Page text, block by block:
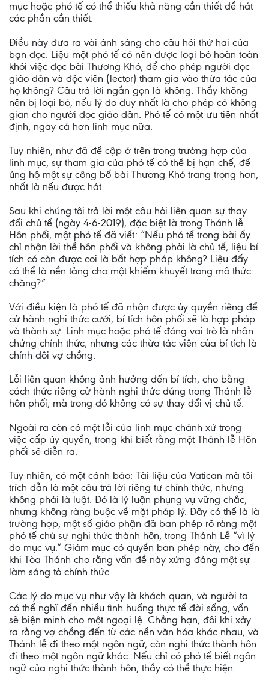
mục hoặc phó tế có thể thiếu khả năng cần thiết để hát
các phần cần thiết.
Điều này đưa ra vài ánh sáng cho câu hỏi thứ hai của
bạn đọc. Liệu một phó tế có nên được loại bỏ hoàn toàn
khỏi việc đọc bài Thương Khó, để cho phép người đọc
giáo dân và độc viên (lector) tham gia vào thừa tác của
họ không? Câu trả lời ngắn gọn là không. Thầy không
nên bị loại bỏ, nếu lý do duy nhất là cho phép có không
gian cho người đọc giáo dân. Phó tế có một ưu tiên nhất
định, ngay cả hơn linh mục nữa.
Tuy nhiên, như đã đề cập ở trên trong trường hợp của
linh mục, sự tham gia của phó tế có thể bị hạn chế, để
ủng hộ một sự công bố bài Thương Khó trang trọng hơn,
nhất là nếu được hát.
Sau khi chúng tôi trả lời một câu hỏi liên quan sự thay
đổi chủ tế (ngày 4-6-2019), đặc biệt là trong Thánh lễ
Hôn phối, một phó tế đã viết: “Nếu phó tế trong bài ấy
chỉ nhận lời thề hôn phối và không phải là chủ tế, liệu bí
tích có còn được coi là bất hợp pháp không? Liệu đấy
có thể là nền tảng cho một khiếm khuyết trong mô thức
chăng?”
Với điều kiện là phó tế đã nhận được ủy quyền riêng để
cử hành nghi thức cưới, bí tích hôn phối sẽ là hợp pháp
và thành sự. Linh mục hoặc phó tế đóng vai trò là nhân
chứng chính thức, nhưng các thừa tác viên của bí tích là
chính đôi vợ chồng.
Lỗi liên quan không ảnh hưởng đến bí tích, cho bằng
cách thức riêng cử hành nghi thức đúng trong Thánh lễ
hôn phối, mà trong đó không có sự thay đổi vị chủ tế.
Ngoài ra còn có một lỗi của linh mục chánh xứ trong
việc cấp ủy quyền, trong khi biết rằng một Thánh lễ Hôn
phối sẽ diễn ra.
Tuy nhiên, có một cảnh báo: Tài liệu của Vatican mà tôi
trích dẫn là một câu trả lời riêng tư chính thức, nhưng
không phải là luật. Đó là lý luận phụng vụ vững chắc,
nhưng không ràng buộc về mặt pháp lý. Đây có thể là là
trường hợp, một số giáo phận đã ban phép rõ ràng một
phó tế chủ sự nghi thức thành hôn, trong Thánh Lễ “vì lý
do mục vụ.” Giám mục có quyền ban phép này, cho đến
khi Tòa Thánh cho rằng vấn đề này xứng đáng một sự
làm sáng tỏ chính thức.
Các lý do mục vụ như vậy là khách quan, và người ta
có thể nghĩ đến nhiều tình huống thực tế đời sống, vốn
sẽ biện minh cho một ngoại lệ. Chẳng hạn, đôi khi xảy
ra rằng vợ chồng đến từ các nền văn hóa khác nhau, và
Thánh lễ đi theo một ngôn ngữ, còn nghi thức thành hôn
đi theo một ngôn ngữ khác. Nếu chỉ có phó tế biết ngôn
ngữ của nghi thức thành hôn, thầy có thể thực hiện.